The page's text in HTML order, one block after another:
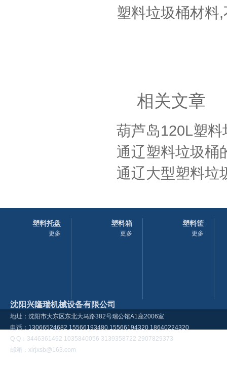
塑料垃圾桶材料
相关文章
葫芦岛120L塑
通辽塑料垃圾桶
通辽大型塑料垃
塑料托盘
更多
塑料箱
更多
塑料筐
更多
沈阳兴隆瑞机械设备有限公司
地址：沈阳市大东区东北大马路382号瑞公馆A1座2006室
电话：13066524682 15566193480 15566194320 18640224320
Q Q：3446361492 1035840056 3139358722 2907829373
邮箱：xlrjxsb@163.com